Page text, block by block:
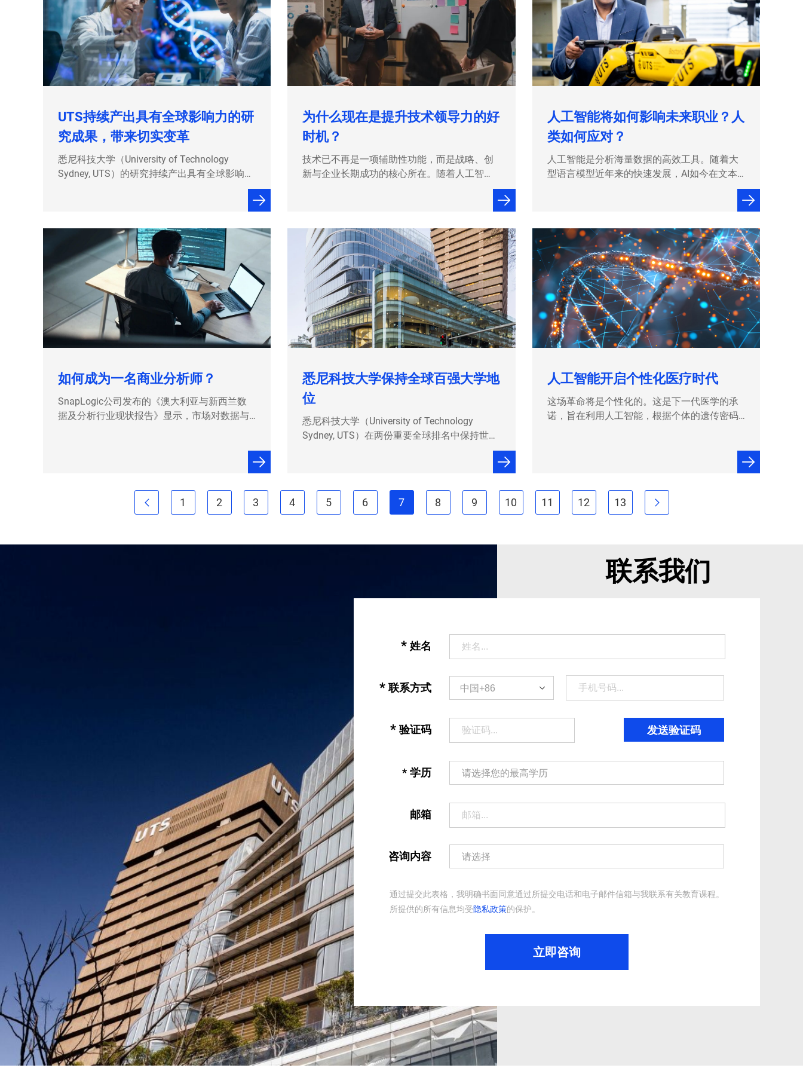
UTS持续产出具有全球影响力的研
究成果，带来切实变革
悉尼科技大学（University of Technology
Sydney, UTS）的研究持续产出具有全球影响力
的成果，带来了切实变革，为推进UTS 2030战
的前沿研究，旨在改善女性健康。Lu教授荣获
澳大利亚研究委员会…
为什么现在是提升技术领导力的好
时机？
技术已不再是一项辅助性功能，而是战略、创
新与企业长期成功的核心所在。随着人工智
不可或缺，但如今最受青睐的专业人才，是那
些能够着眼全局的人：他们懂得如何引领变
革、管理复杂系统，并带领团队应对技术变
革。在这样的大环境下，提…
人工智能将如何影响未来职业？人
类如何应对？
人工智能是分析海量数据的高效工具。随着大
型语言模型近年来的快速发展，AI如今在文本
与内容的识别、翻译、预测及生成等工作中，
数据集，甚至完成复杂决策。 1.零售业从业者
如今，无人收银门店、个性化推荐系统、库存
管理算法等AI驱动技术，正深刻改变零…
如何成为一名商业分析师？
SnapLogic公司发布的《澳大利亚与新西兰数
据及分析行业现状报告》显示，市场对数据与
加速，同时技术的应用使得数据收集量大幅提
升，雇主们如今亟需数据分析人才，帮助他们
悉尼科技大学保持全球百强大学地
位
悉尼科技大学（University of Technology
Sydney, UTS）在两份重要全球排名中保持世界
QS排名中跻身全球百强。卓越的研究是这一成
就的核心驱动力：在关键指标"每…
人工智能开启个性化医疗时代
这场革命将是个性化的。这是下一代医学的承
诺，旨在利用人工智能，根据个体的遗传密码
先，我们必须克服一个主要问题：数据量实在
太庞大了。 基因组非常庞大——由30亿…
1 2 3 4 5 6 7 8 9 10 11 12 13
联系我们
* 姓名
* 联系方式
* 验证码 发送验证码
* 学历
邮箱
咨询内容
通过提交此表格，我明确书面同意通过所提交电话和电子邮件信箱与我联系有关教育课程。
所提供的所有信息均受隐私政策的保护。
立即咨询